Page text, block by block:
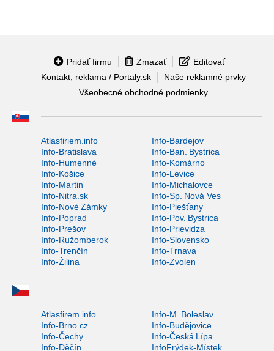
Pridať firmu Zmazať
Editovať
Kontakt, reklama / Portaly.sk
Naše reklamné prvky
Všeobecné obchodné podmienky
Atlasfiriem.info
Info-Bardejov
Info-Bratislava
Info-Ban. Bystrica
Info-Humenné
Info-Komárno
Info-Košice
Info-Levice
Info-Martin
Info-Michalovce
Info-Nitra.sk
Info-Sp. Nová Ves
Info-Nové Zámky
Info-Piešťany
Info-Poprad
Info-Pov. Bystrica
Info-Prešov
Info-Prievidza
Info-Ružomberok
Info-Slovensko
Info-Trenčín
Info-Trnava
Info-Žilina
Info-Zvolen
Atlasfirem.info
Info-M. Boleslav
Info-Brno.cz
Info-Budějovice
Info-Čechy
Info-Česká Lípa
Info-Děčín
InfoFrýdek-Místek